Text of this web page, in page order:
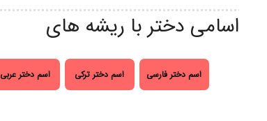
اسامی دختر با ریشه های
اسم دختر فارسی اسم دختر ترکی اسم دختر عربی